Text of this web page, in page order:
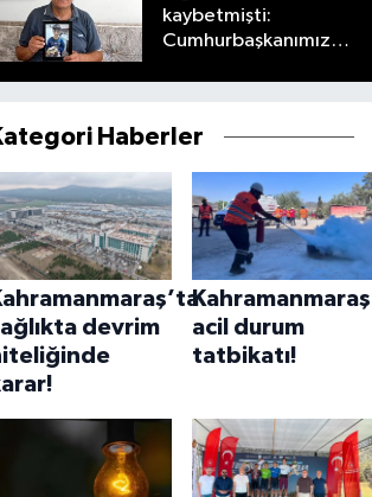
kaybetmişti:
Cumhurbaşkanımız
Haberler
devrim
acil durum
tatbikatı!